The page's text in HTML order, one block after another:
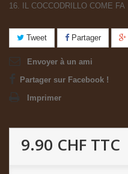
16. IL COCCODRILLO COME FA
Tweet Partager
Envoyer à un ami
Partager sur Facebook !
Imprimer
9.90 CHF TTC